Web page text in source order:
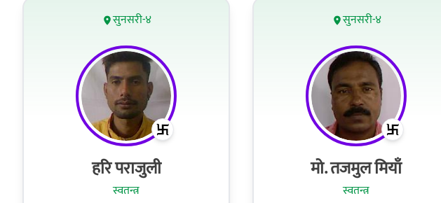
सुनसरी-४
हरि पराजुली
स्वतन्त्र
सुनसरी-४
मो. तजमुल मियाँ
स्वतन्त्र